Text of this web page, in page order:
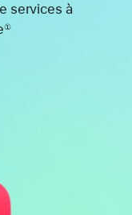
services à
①